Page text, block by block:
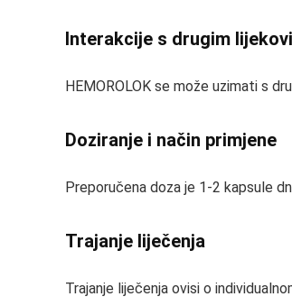
Interakcije s drugim
HEMOROLOK se može uzimati s
Doziranje i način primjene
Preporučena doza je 1-2 kapsule
Trajanje liječenja
Trajanje liječenja ovisi o